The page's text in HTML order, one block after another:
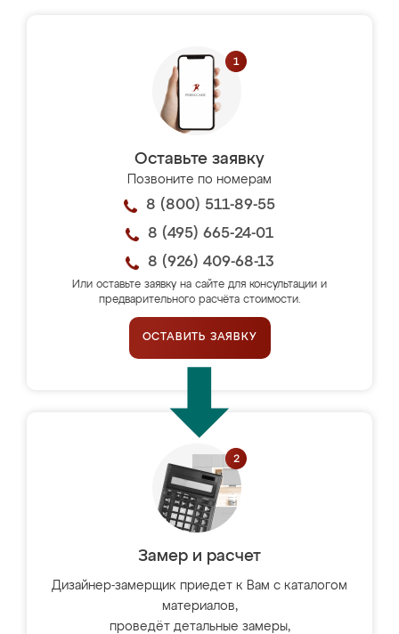
Оставьте заявку
Позвоните по номерам
8 (800) 511-89-55
8 (495) 665-24-01
8 (926) 409-68-13
Или оставьте заявку на сайте для консультации и
предварительного расчёта стоимости.
ОСТАВИТЬ ЗАЯВКУ
Замер и расчет
Дизайнер-замерщик приедет к Вам с каталогом
материалов,
проведёт детальные замеры,